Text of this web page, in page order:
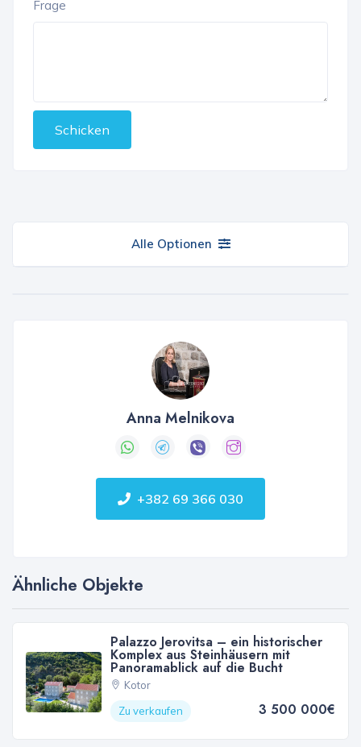
Frage
Schicken
Alle Optionen
Anna Melnikova
+382 69 366 030
Ähnliche Objekte
Palazzo Jerovitsa – ein historischer
Komplex aus Steinhäusern mit
Panoramablick auf die Bucht
Kotor
Zu verkaufen
3 500 000€